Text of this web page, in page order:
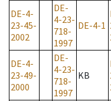
DE-4-
23-45-
2002
DE-
4-23-
718-
1997
DE-4-1
DE-4-
23-49-
2000
DE-
4-23-
718-
1997
KB